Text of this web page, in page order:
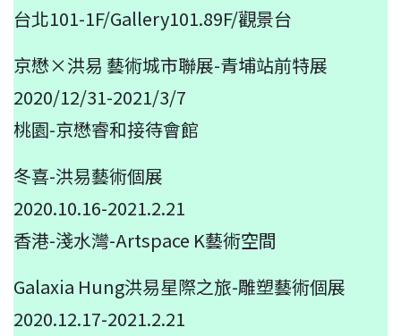
台北101-1F/Gallery101.89F/觀景台
京懋×洪易 藝術城市聯展-青埔站前特展
2020/12/31-2021/3/7
桃園-京懋睿和接待會館
冬喜-洪易藝術個展
2020.10.16-2021.2.21
香港-淺水灣-Artspace K藝術空間
Galaxia Hung洪易星際之旅-雕塑藝術個展
2020.12.17-2021.2.21